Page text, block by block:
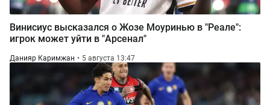
Винисиус высказался о Жозе Моуринью в "Реале":
игрок может уйти в "Арсенал"
Данияр Каримжан 5 августа 13:47